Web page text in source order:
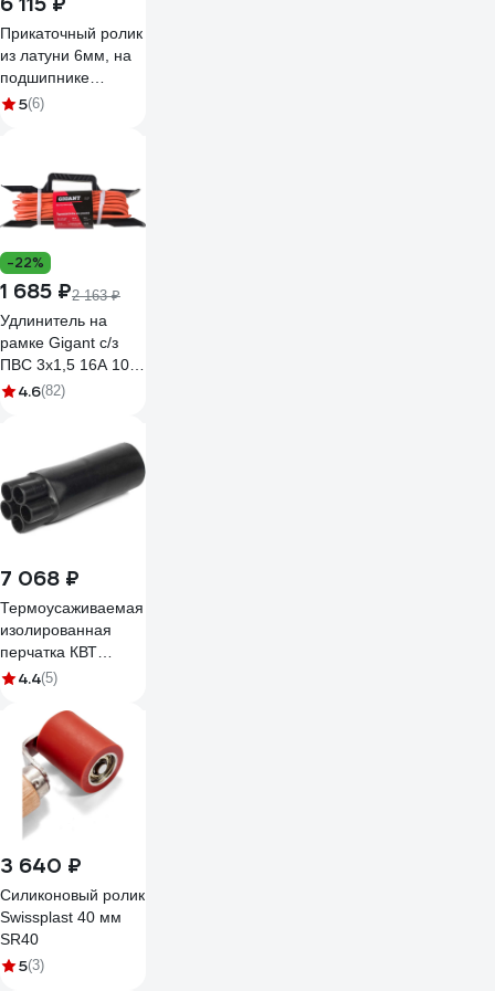
Прикаточный ролик
из латуни 6мм, на
подшипнике
ROTORICA
5(6)
-22%
1 685 ₽2 163 ₽
Удлинитель на
рамке Gigant с/з
ПВС 3х1,5 16A 10м
IP 44 INDUSTRY EG
4.6(82)
7 068 ₽
Термоусаживаемая
изолированная
перчатка КВТ
5ТПИ-2.5/16 мини
4.4(5)
3 640 ₽
Силиконовый ролик
Swissplast 40 мм
SR40
5(3)